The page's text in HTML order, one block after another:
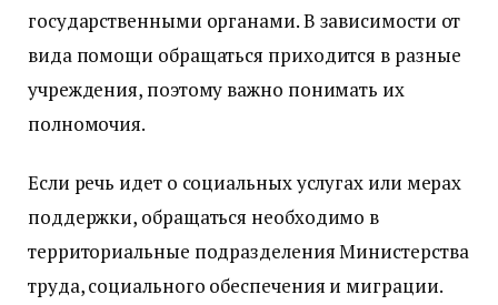
государственными органами. В зависимости от
вида помощи обращаться приходится в разные
учреждения, поэтому важно понимать их
полномочия.
Если речь идет о социальных услугах или мерах
поддержки, обращаться необходимо в
территориальные подразделения Министерства
труда, социального обеспечения и миграции.